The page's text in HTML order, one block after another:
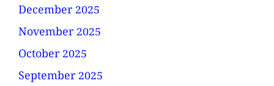
December 2025
November 2025
October 2025
September 2025